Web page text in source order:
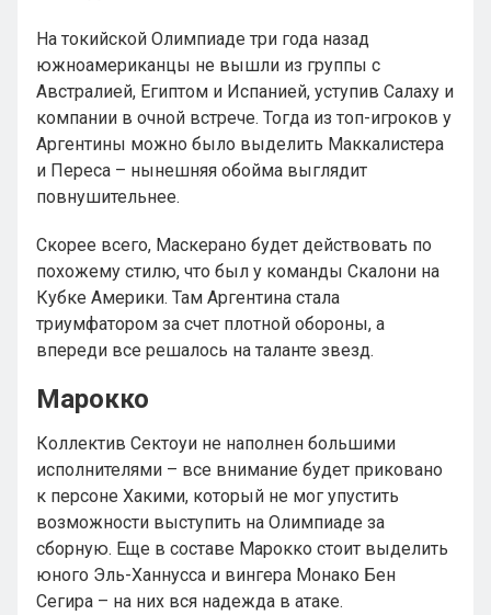
На токийской Олимпиаде три года назад
южноамериканцы не вышли из группы с
Австралией, Египтом и Испанией, уступив Салаху и
компании в очной встрече. Тогда из топ-игроков у
Аргентины можно было выделить Маккалистера
и Переса – нынешняя обойма выглядит
повнушительнее.
Скорее всего, Маскерано будет действовать по
похожему стилю, что был у команды Скалони на
Кубке Америки. Там Аргентина стала
триумфатором за счет плотной обороны, а
впереди все решалось на таланте звезд.
Марокко
Коллектив Сектоуи не наполнен большими
исполнителями – все внимание будет приковано
к персоне Хакими, который не мог упустить
возможности выступить на Олимпиаде за
сборную. Еще в составе Марокко стоит выделить
юного Эль-Ханнусса и вингера Монако Бен
Сегира – на них вся надежда в атаке.